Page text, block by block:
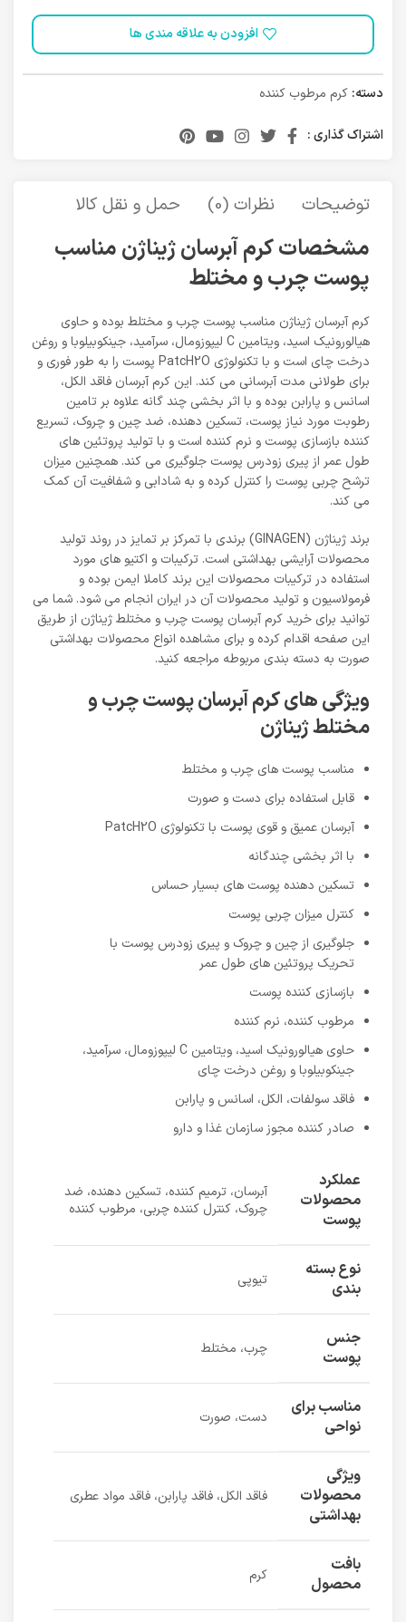
افزودن به علاقه مندی ها
دسته: کرم مرطوب کننده
اشتراک گذاری :
توضیحات نظرات (0) حمل و نقل کالا
مشخصات کرم آبرسان ژیناژن مناسب
پوست چرب و مختلط
کرم آبرسان ژیناژن مناسب پوست چرب و مختلط بوده و حاوی
هیالورونیک اسید، ویتامین C لیپوزومال، سرآمید، جینکوبیلوبا و روغن
درخت چای است و با تکنولوژی PatcH2O پوست را به طور فوری و
برای طولانی مدت آبرسانی می کند. این کرم آبرسان فاقد الکل،
اسانس و پارابن بوده و با اثر بخشی چند گانه علاوه بر تامین
رطوبت مورد نیاز پوست، تسکین دهنده، ضد چین و چروک، تسریع
کننده بازسازی پوست و نرم کننده است و با تولید پروتئین های
طول عمر از پیری زودرس پوست جلوگیری می کند. همچنین میزان
ترشح چربی پوست را کنترل کرده و به شادابی و شفافیت آن کمک
می کند.
برند ژیناژن (GINAGEN) برندی با تمرکز بر تمایز در روند تولید
محصولات آرایشی بهداشتی است. ترکیبات و اکتیو های مورد
استفاده در ترکیبات محصولات این برند کاملا ایمن بوده و
فرمولاسیون و تولید محصولات آن در ایران انجام می شود. شما می
توانید برای خرید کرم آبرسان پوست چرب و مختلط ژیناژن از طریق
این صفحه اقدام کرده و برای مشاهده انواع محصولات بهداشتی
صورت به دسته بندی مربوطه مراجعه کنید.
ویژگی های کرم آبرسان پوست چرب و
مختلط ژیناژن
مناسب پوست های چرب و مختلط
قابل استفاده برای دست و صورت
آبرسان عمیق و قوی پوست با تکنولوژی PatcH2O
با اثر بخشی چندگانه
تسکین دهنده پوست های بسیار حساس
کنترل میزان چربی پوست
جلوگیری از چین و چروک و پیری زودرس پوست با
تحریک پروتئین های طول عمر
بازسازی کننده پوست
مرطوب کننده، نرم کننده
حاوی هیالورونیک اسید، ویتامین C لیپوزومال، سرآمید،
جینکوبیلوبا و روغن درخت چای
فاقد سولفات، الکل، اسانس و پارابن
صادر کننده مجوز سازمان غذا و دارو
عملکرد
محصولات
پوست
آبرسان، ترمیم کننده، تسکین دهنده، ضد
چروک، کنترل کننده چربی، مرطوب کننده
نوع بسته
بندی
تیوپی
جنس
پوست
چرب، مختلط
مناسب برای
نواحی
دست، صورت
ویژگی
محصولات
بهداشتی
فاقد الکل، فاقد پارابن، فاقد مواد عطری
بافت
محصول
کرم